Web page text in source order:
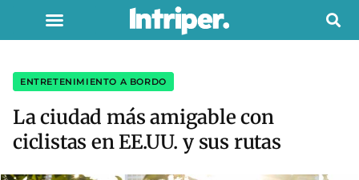
ENTRETENIMIENTO A BORDO
La ciudad más amigable con
ciclistas en EE.UU. y sus rutas